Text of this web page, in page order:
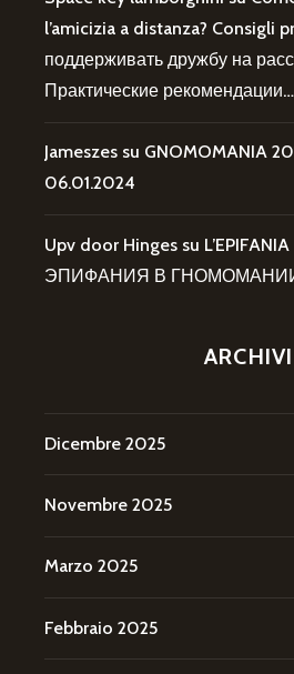
l’amicizia a distanza? Consigli
поддерживать дружбу на
Практические рекомендации…
Jameszes su GNOMOMANIA
06.01.2024
Upv door Hinges su
ЭПИФАНИЯ В
ARCHIVI
Dicembre 2025
Novembre 2025
Marzo 2025
Febbraio 2025